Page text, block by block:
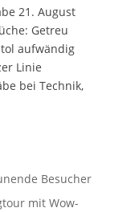
21. August
Getreu
aufwändig
Linie
bei Technik,
Besucher
mit Wow-